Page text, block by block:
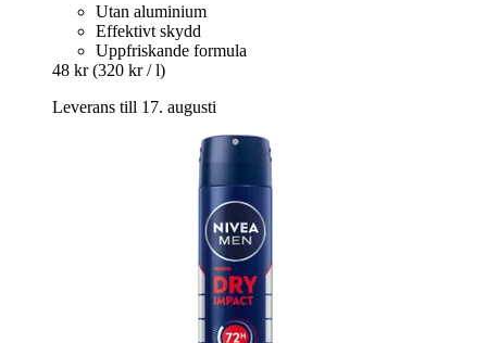
Utan aluminium
Effektivt skydd
Uppfriskande formula
48 kr (320 kr / l)
Leverans till 17. augusti